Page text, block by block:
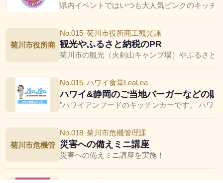
県内イベントではいつも大人気ピンクのキッチ
菊川市役所商
No.015 菊川市役所商工観光課
観光やふるさと納税のPR
菊川市の観光（火剣山キャンプ場）やふるさと
No.015 ハワイ食堂LeaLea
ハワイ&静岡のご当地バーガーなどの販
"ハワイアンフードのキッチンカーです。 ハワ
菊川市危機管
No.018 菊川市危機管理課
災害への備えミニ講座
災害への備えミニ講座を実施！